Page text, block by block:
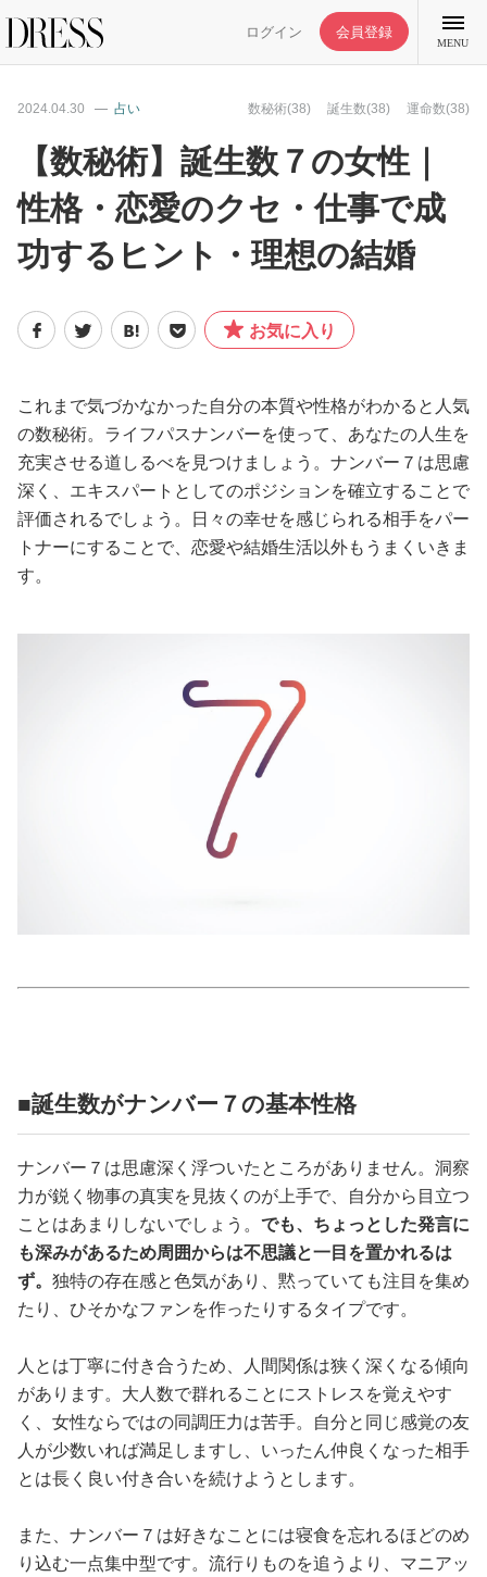
ログイン 会員登録
MENU
特集記事
DRESS部活
ライフスタイル
ファッション
恋愛/結婚/離婚
美容/健康
ゲーム
2024.04.30 占い 数秘術(38) 誕生数(38) 運命数(38)
【数秘術】誕生数７の女性｜
性格・恋愛のクセ・仕事で成
功するヒント・理想の結婚
お気に入り
これまで気づかなかった自分の本質や性格がわかると人気
の数秘術。ライフパスナンバーを使って、あなたの人生を
充実させる道しるべを見つけましょう。ナンバー７は思慮
深く、エキスパートとしてのポジションを確立することで
評価されるでしょう。日々の幸せを感じられる相手をパー
トナーにすることで、恋愛や結婚生活以外もうまくいきま
す。
■誕生数がナンバー７の基本性格
ナンバー７は思慮深く浮ついたところがありません。洞察
力が鋭く物事の真実を見抜くのが上手で、自分から目立つ
ことはあまりしないでしょう。 でも、ちょっとした発言に
も深みがあるため周囲からは不思議と一目を置かれるは
ず。 独特の存在感と色気があり、黙っていても注目を集め
たり、ひそかなファンを作ったりするタイプです。
人とは丁寧に付き合うため、人間関係は狭く深くなる傾向
があります。大人数で群れることにストレスを覚えやす
く、女性ならではの同調圧力は苦手。自分と同じ感覚の友
人が少数いれば満足しますし、いったん仲良くなった相手
とは長く良い付き合いを続けようとします。
また、ナンバー７は好きなことには寝食を忘れるほどのめ
り込む一点集中型です。流行りものを追うより、マニアッ